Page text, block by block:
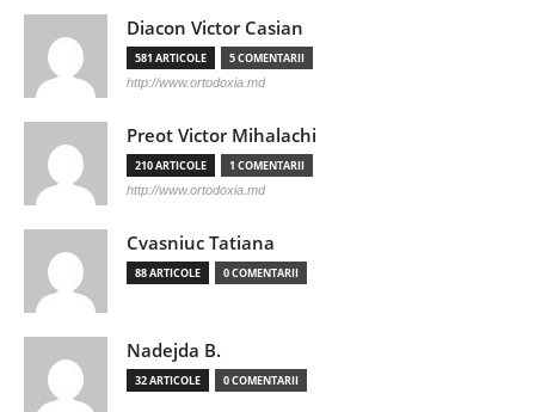
Diacon Victor Casian
581 ARTICOLE 5 COMENTARII
http://www.ortodoxia.md
Preot Victor Mihalachi
210 ARTICOLE 1 COMENTARII
http://www.ortodoxia.md
Cvasniuc Tatiana
88 ARTICOLE 0 COMENTARII
Nadejda B.
32 ARTICOLE 0 COMENTARII